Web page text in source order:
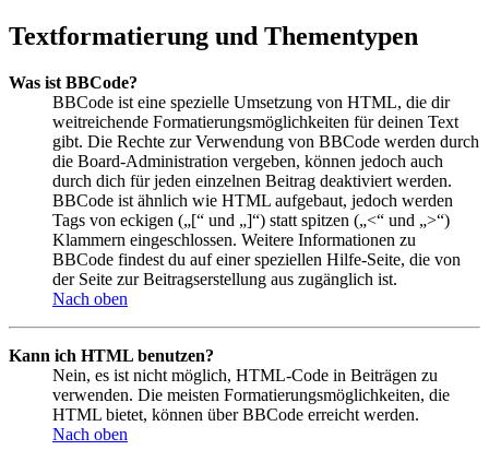
Textformatierung und Thementypen
Was ist BBCode?
BBCode ist eine spezielle Umsetzung von HTML, die dir
weitreichende Formatierungsmöglichkeiten für deinen Text
gibt. Die Rechte zur Verwendung von BBCode werden durch
die Board-Administration vergeben, können jedoch auch
durch dich für jeden einzelnen Beitrag deaktiviert werden.
BBCode ist ähnlich wie HTML aufgebaut, jedoch werden
Tags von eckigen („[“ und „]“) statt spitzen („<“ und „>“)
Klammern eingeschlossen. Weitere Informationen zu
BBCode findest du auf einer speziellen Hilfe-Seite, die von
der Seite zur Beitragserstellung aus zugänglich ist.
Nach oben
Kann ich HTML benutzen?
Nein, es ist nicht möglich, HTML-Code in Beiträgen zu
verwenden. Die meisten Formatierungsmöglichkeiten, die
HTML bietet, können über BBCode erreicht werden.
Nach oben